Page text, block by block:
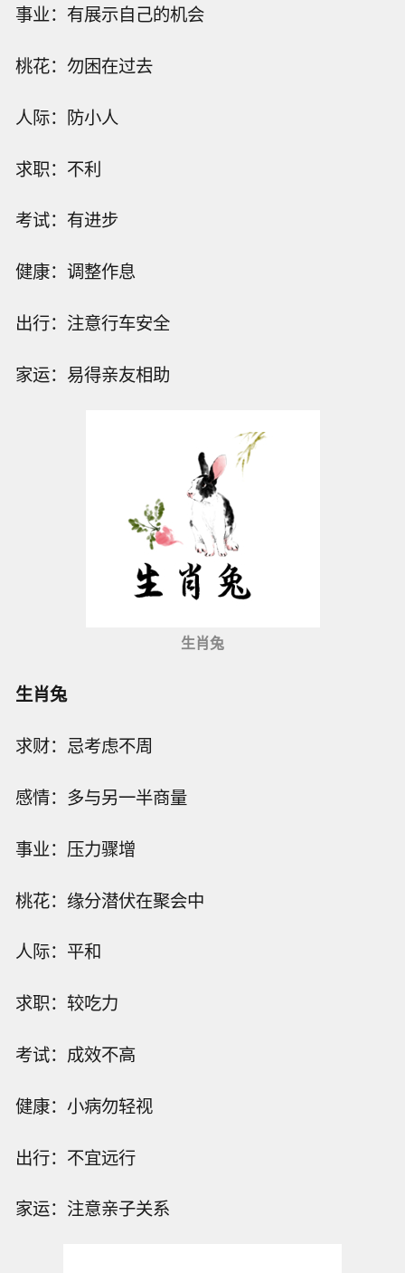
事业：有展示自己的机会
桃花：勿困在过去
人际：防小人
求职：不利
考试：有进步
健康：调整作息
出行：注意行车安全
家运：易得亲友相助
生肖兔
生肖兔
求财：忌考虑不周
感情：多与另一半商量
事业：压力骤增
桃花：缘分潜伏在聚会中
人际：平和
求职：较吃力
考试：成效不高
健康：小病勿轻视
出行：不宜远行
家运：注意亲子关系